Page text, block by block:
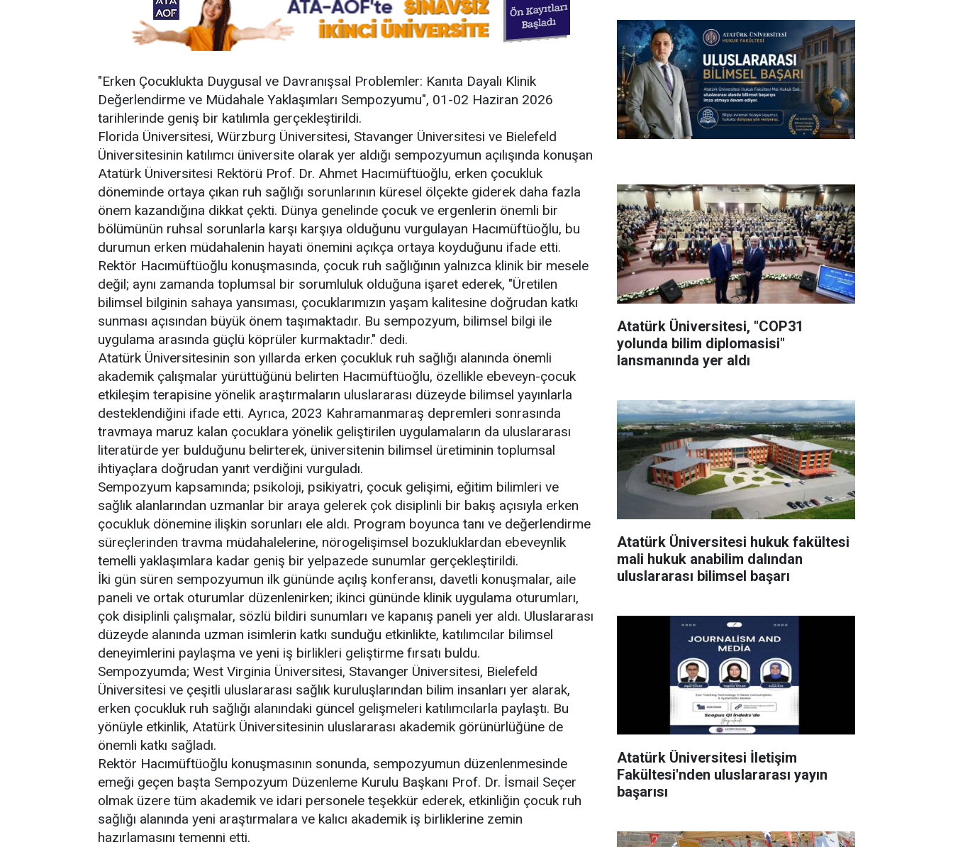
"Erken Çocuklukta Duygusal ve Davranışsal Problemler: Kanıta Dayalı Klinik
Değerlendirme ve Müdahale Yaklaşımları Sempozyumu", 01-02 Haziran 2026
tarihlerinde geniş bir katılımla gerçekleştirildi.
Florida Üniversitesi, Würzburg Üniversitesi, Stavanger Üniversitesi ve Bielefeld
Üniversitesinin katılımcı üniversite olarak yer aldığı sempozyumun açılışında konuşan
Atatürk Üniversitesi Rektörü Prof. Dr. Ahmet Hacımüftüoğlu, erken çocukluk
döneminde ortaya çıkan ruh sağlığı sorunlarının küresel ölçekte giderek daha fazla
önem kazandığına dikkat çekti. Dünya genelinde çocuk ve ergenlerin önemli bir
bölümünün ruhsal sorunlarla karşı karşıya olduğunu vurgulayan Hacımüftüoğlu, bu
durumun erken müdahalenin hayati önemini açıkça ortaya koyduğunu ifade etti.
Rektör Hacımüftüoğlu konuşmasında, çocuk ruh sağlığının yalnızca klinik bir mesele
değil; aynı zamanda toplumsal bir sorumluluk olduğuna işaret ederek, "Üretilen
bilimsel bilginin sahaya yansıması, çocuklarımızın yaşam kalitesine doğrudan katkı
sunması açısından büyük önem taşımaktadır. Bu sempozyum, bilimsel bilgi ile
uygulama arasında güçlü köprüler kurmaktadır." dedi.
Atatürk Üniversitesinin son yıllarda erken çocukluk ruh sağlığı alanında önemli
akademik çalışmalar yürüttüğünü belirten Hacımüftüoğlu, özellikle ebeveyn-çocuk
etkileşim terapisine yönelik araştırmaların uluslararası düzeyde bilimsel yayınlarla
desteklendiğini ifade etti. Ayrıca, 2023 Kahramanmaraş depremleri sonrasında
travmaya maruz kalan çocuklara yönelik geliştirilen uygulamaların da uluslararası
literatürde yer bulduğunu belirterek, üniversitenin bilimsel üretiminin toplumsal
ihtiyaçlara doğrudan yanıt verdiğini vurguladı.
Sempozyum kapsamında; psikoloji, psikiyatri, çocuk gelişimi, eğitim bilimleri ve
sağlık alanlarından uzmanlar bir araya gelerek çok disiplinli bir bakış açısıyla erken
çocukluk dönemine ilişkin sorunları ele aldı. Program boyunca tanı ve değerlendirme
süreçlerinden travma müdahalelerine, nörogelişimsel bozukluklardan ebeveynlik
temelli yaklaşımlara kadar geniş bir yelpazede sunumlar gerçekleştirildi.
İki gün süren sempozyumun ilk gününde açılış konferansı, davetli konuşmalar, aile
paneli ve ortak oturumlar düzenlenirken; ikinci gününde klinik uygulama oturumları,
çok disiplinli çalışmalar, sözlü bildiri sunumları ve kapanış paneli yer aldı. Uluslararası
düzeyde alanında uzman isimlerin katkı sunduğu etkinlikte, katılımcılar bilimsel
deneyimlerini paylaşma ve yeni iş birlikleri geliştirme fırsatı buldu.
Sempozyumda; West Virginia Üniversitesi, Stavanger Üniversitesi, Bielefeld
Üniversitesi ve çeşitli uluslararası sağlık kuruluşlarından bilim insanları yer alarak,
erken çocukluk ruh sağlığı alanındaki güncel gelişmeleri katılımcılarla paylaştı. Bu
yönüyle etkinlik, Atatürk Üniversitesinin uluslararası akademik görünürlüğüne de
önemli katkı sağladı.
Rektör Hacımüftüoğlu konuşmasının sonunda, sempozyumun düzenlenmesinde
emeği geçen başta Sempozyum Düzenleme Kurulu Başkanı Prof. Dr. İsmail Seçer
olmak üzere tüm akademik ve idari personele teşekkür ederek, etkinliğin çocuk ruh
sağlığı alanında yeni araştırmalara ve kalıcı akademik iş birliklerine zemin
hazırlamasını temenni etti.
Atatürk Üniversitesi, "COP31
yolunda bilim diplomasisi"
lansmanında yer aldı
Atatürk Üniversitesi hukuk fakültesi
mali hukuk anabilim dalından
uluslararası bilimsel başarı
Atatürk Üniversitesi İletişim
Fakültesi'nden uluslararası yayın
başarısı